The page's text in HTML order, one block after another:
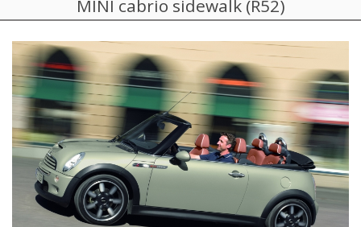
MINI cabrio sidewalk (R52)